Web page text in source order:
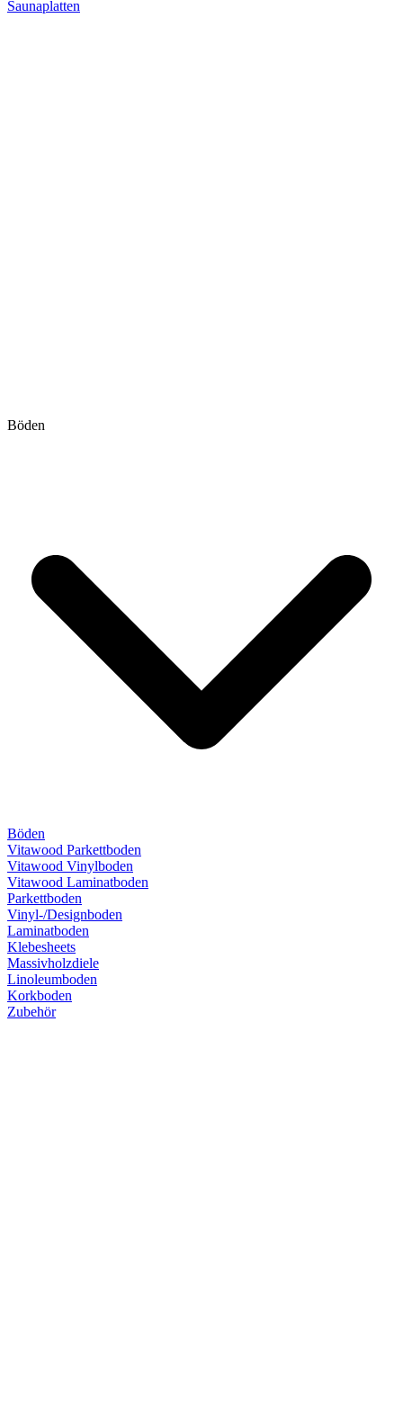
Saunaplatten
Böden
Böden
Vitawood Parkettboden
Vitawood Vinylboden
Vitawood Laminatboden
Parkettboden
Vinyl-/Designboden
Laminatboden
Klebesheets
Massivholzdiele
Linoleumboden
Korkboden
Zubehör